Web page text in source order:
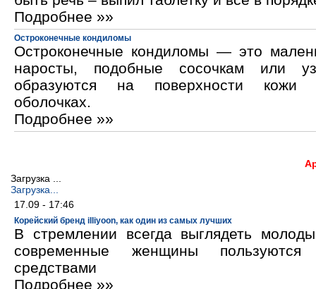
Подробнее »»
Остроконечные кондиломы
Остроконечные кондиломы — это
наросты, подобные сосочкам или
образуются на поверхности кожи
оболочках.
Подробнее »»
Загрузка ...
Загрузка...
17.09 - 17:46
Корейский бренд illiyoon, как один из самых лучших
В стремлении всегда выглядеть
современные женщины пользуются
средствами
Подробнее »»